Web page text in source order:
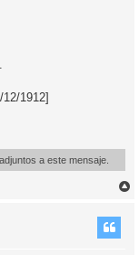
1912]
a este mensaje.